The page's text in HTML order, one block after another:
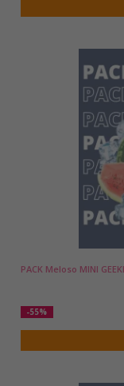
PACK Meloso MINI
-55%